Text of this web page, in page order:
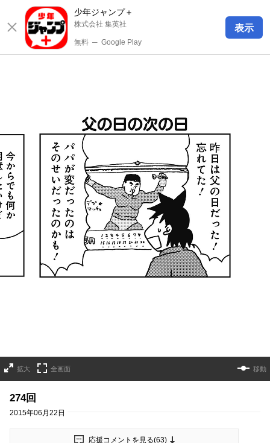
少年ジャンプ＋
株式会社 集英社
無料 ─ Google Play
表示
拡大 全画面 移動
274回
2015年06月22日
応援コメントを見る(63)